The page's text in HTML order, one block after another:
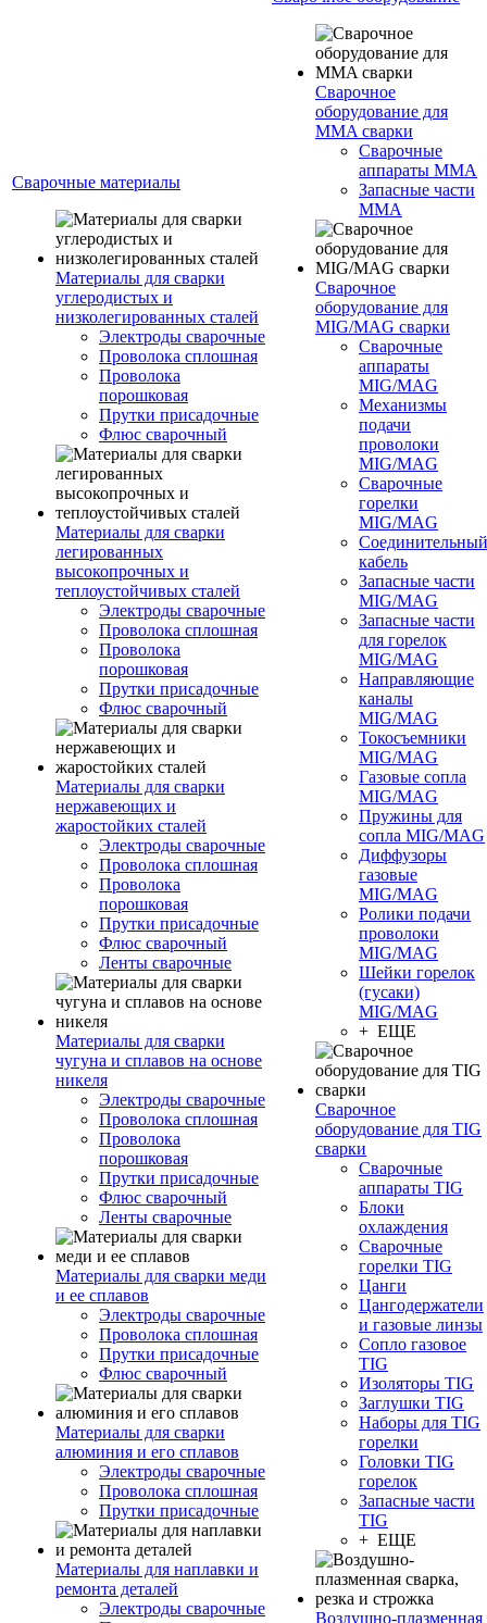
Сварочные материалы
Материалы для сварки
углеродистых и
низколегированных сталей
Электроды сварочные
Проволока сплошная
Проволока
порошковая
Прутки присадочные
Флюс сварочный
Материалы для сварки
легированных
высокопрочных и
теплоустойчивых сталей
Электроды сварочные
Проволока сплошная
Проволока
порошковая
Прутки присадочные
Флюс сварочный
Материалы для сварки
нержавеющих и
жаростойких сталей
Электроды сварочные
Проволока сплошная
Проволока
порошковая
Прутки присадочные
Флюс сварочный
Ленты сварочные
Материалы для сварки
чугуна и сплавов на основе
никеля
Электроды сварочные
Проволока сплошная
Проволока
порошковая
Прутки присадочные
Флюс сварочный
Ленты сварочные
Материалы для сварки меди
и ее сплавов
Электроды сварочные
Проволока сплошная
Прутки присадочные
Флюс сварочный
Материалы для сварки
алюминия и его сплавов
Электроды сварочные
Проволока сплошная
Прутки присадочные
Материалы для наплавки и
ремонта деталей
Электроды сварочные
Сварочное
оборудование для
MMA сварки
Сварочные
аппараты MMA
Запасные части
MMA
Сварочное
оборудование для
MIG/MAG сварки
Сварочные
аппараты
MIG/MAG
Механизмы
подачи
проволоки
MIG/MAG
Сварочные
горелки
MIG/MAG
Соединительный
кабель
Запасные части
MIG/MAG
Запасные части
для горелок
MIG/MAG
Направляющие
каналы
MIG/MAG
Токосъемники
MIG/MAG
Газовые сопла
MIG/MAG
Пружины для
сопла MIG/MAG
Диффузоры
газовые
MIG/MAG
Ролики подачи
проволоки
MIG/MAG
Шейки горелок
(гусаки)
MIG/MAG
+ ЕЩЕ
Сварочное
оборудование для TIG
сварки
Сварочные
аппараты TIG
Блоки
охлаждения
Сварочные
горелки TIG
Цанги
Цангодержатели
и газовые линзы
Сопло газовое
TIG
Изоляторы TIG
Заглушки TIG
Наборы для TIG
горелки
Головки TIG
горелок
Запасные части
TIG
+ ЕЩЕ
Воздушно-плазменная